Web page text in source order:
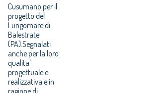
Cusumano per il
progetto del
Lungomare di
Balestrate
(PA).Segnalati
anche per la loro
qualita'
progettuale e
realizzativa e in
ragione di